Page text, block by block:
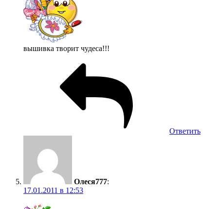
вышивка творит чудеса!!!
Ответить
Олеся777:
17.01.2011 в 12:53